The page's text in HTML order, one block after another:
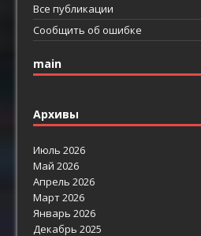
Все публикации
Сообщить об ошибке
main
Архивы
Июль 2026
Май 2026
Апрель 2026
Март 2026
Январь 2026
Декабрь 2025